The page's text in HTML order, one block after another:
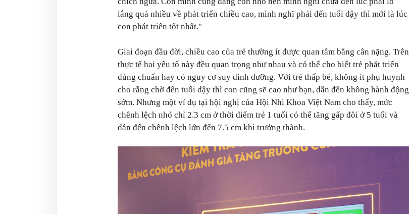
lắng quá nhiều về phát triển chiều cao, mình nghĩ phải đến tuổi dậy thì mới là lúc
con phát triển tốt nhất."
Giai đoạn đầu đời, chiều cao của trẻ thường ít được quan tâm bằng cân nặng. Trên
thực tế hai yếu tố này đều quan trọng như nhau và có thể cho biết trẻ phát triển
đúng chuẩn hay có nguy cơ suy dinh dưỡng. Với trẻ thấp bé, không ít phụ huynh
cho rằng chờ đến tuổi dậy thì con cũng sẽ cao như bạn, dẫn đến không hành động
sớm. Nhưng một ví dụ tại hội nghị của Hội Nhi Khoa Việt Nam cho thấy, mức
chênh lệch nhỏ chỉ 2.3 cm ở thời điểm trẻ 1 tuổi có thể tăng gấp đôi ở 5 tuổi và
dẫn đến chênh lệch lớn đến 7.5 cm khi trưởng thành.